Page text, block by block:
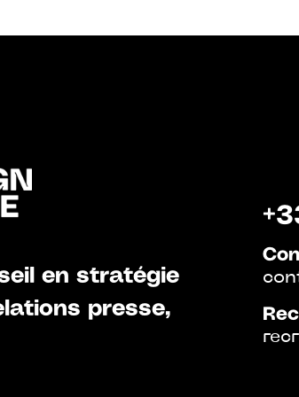
en stratégie
presse,